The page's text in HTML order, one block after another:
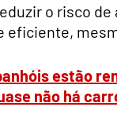
o risco
estão
não há